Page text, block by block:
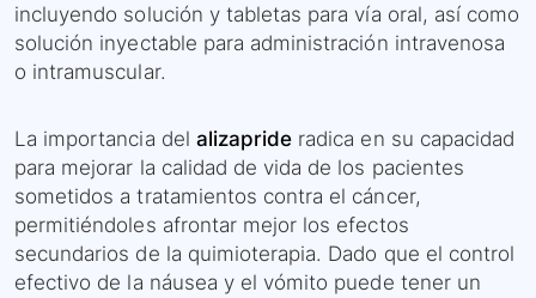
incluyendo solución y tabletas para vía oral, así como
solución inyectable para administración intravenosa
o intramuscular.
La importancia del alizapride radica en su capacidad
para mejorar la calidad de vida de los pacientes
sometidos a tratamientos contra el cáncer,
permitiéndoles afrontar mejor los efectos
secundarios de la quimioterapia. Dado que el control
efectivo de la náusea y el vómito puede tener un